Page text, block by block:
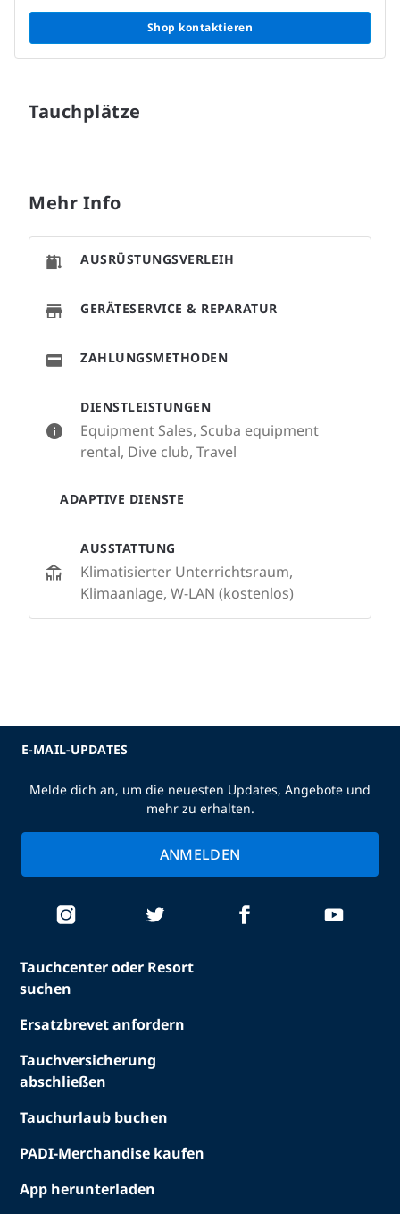
Shop kontaktieren
Tauchplätze
Mehr Info
DIENSTLEISTUNGEN
Equipment Sales, Scuba equipment
rental, Dive club, Travel
ADAPTIVE DIENSTE
AUSSTATTUNG
Klimatisierter Unterrichtsraum,
Klimaanlage, W-LAN (kostenlos)
AUSRÜSTUNGSVERLEIH
GERÄTESERVICE & REPARATUR
ZAHLUNGSMETHODEN
Tauchcenter oder Resort
suchen
Ersatzbrevet anfordern
Tauchversicherung
abschließen
Tauchurlaub buchen
PADI-Merchandise kaufen
App herunterladen
E-MAIL-UPDATES
Melde dich an, um die neuesten Updates, Angebote und
mehr zu erhalten.
ANMELDEN